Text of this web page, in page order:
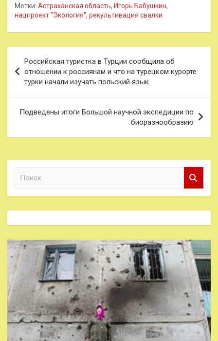
Метки: Астраханская область, Игорь Бабушкин,
нацпроект "Экология", рекультивация свалки
по
записям
Российская туристка в Турции сообщила об
отношении к россиянам и что на турецком курорте
турки начали изучать польский язык
Подведены итоги Большой научной экспедиции по
биоразнообразию
к